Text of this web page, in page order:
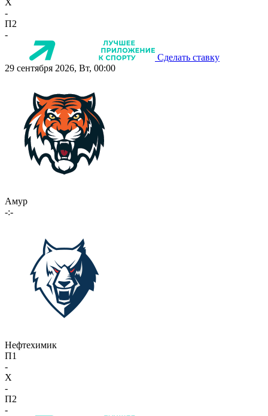
X
-
П2
-
Сделать ставку
29 сентября 2026, Вт, 00:00
Амур
-:-
Нефтехимик
П1
-
X
-
П2
-